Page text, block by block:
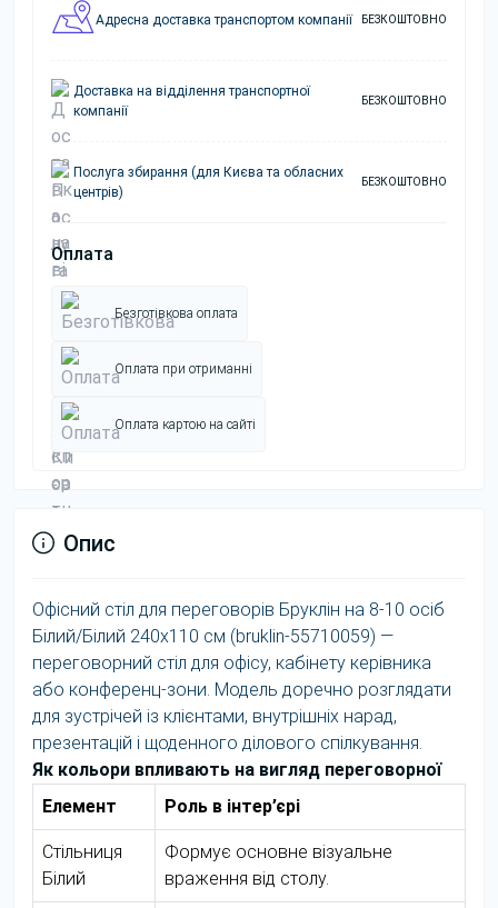
Адресна доставка транспортом компанії БЕЗКОШТОВНО
Доставка на відділення транспортної
компанії
БЕЗКОШТОВНО
Послуга збирання (для Києва та обласних
центрів)
БЕЗКОШТОВНО
Оплата
Безготівкова оплата
Оплата при отриманні
Оплата картою на сайті
Опис
Офісний стіл для переговорів Бруклін на 8-10 осіб
Білий/Білий 240x110 см (bruklin-55710059) —
переговорний стіл для офісу, кабінету керівника
або конференц-зони. Модель доречно розглядати
для зустрічей із клієнтами, внутрішніх нарад,
презентацій і щоденного ділового спілкування.
Як кольори впливають на вигляд переговорної
Елемент
Роль в інтер’єрі
Стільниця
Білий
Формує основне візуальне
враження від столу.